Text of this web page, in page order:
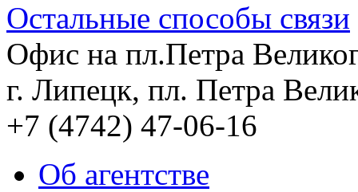
Остальные способы связи
Офис на пл.Петра
г. Липецк, пл. Петра
+7 (4742) 47-06-16
Об агентстве